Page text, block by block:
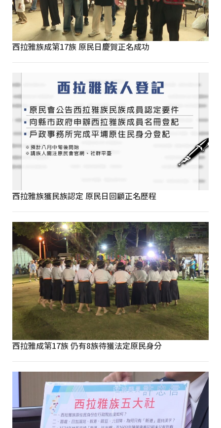
西拉雅族成第17族 原民日慶賀正名成功
西拉雅族獲民族認定 原民日回顧正名歷程
西拉雅成第17族 仍有8族待獲法定原民身分